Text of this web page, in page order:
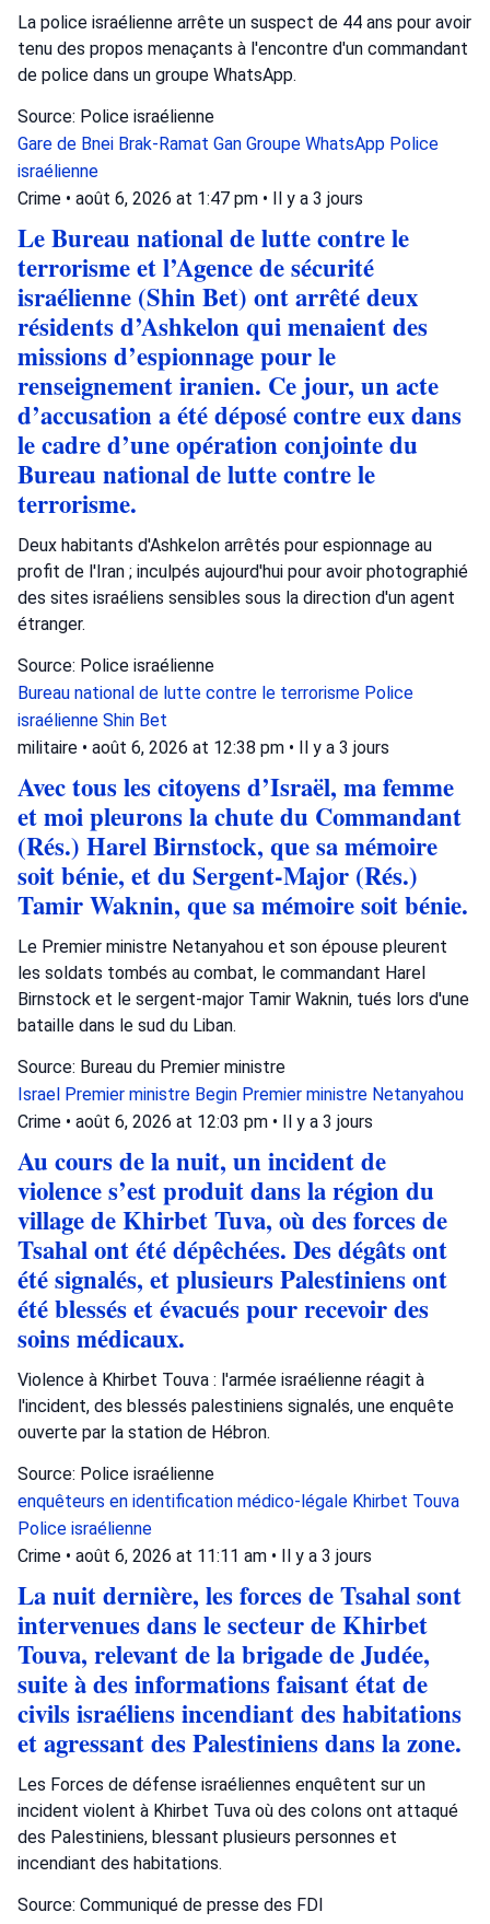
La police israélienne arrête un suspect de 44 ans pour avoir
tenu des propos menaçants à l'encontre d'un commandant
de police dans un groupe WhatsApp.
Source: Police israélienne
Gare de Bnei Brak-Ramat Gan Groupe WhatsApp Police
israélienne
Crime • août 6, 2026 at 1:47 pm • Il y a 3 jours
Le Bureau national de lutte contre le
terrorisme et l’Agence de sécurité
israélienne (Shin Bet) ont arrêté deux
résidents d’Ashkelon qui menaient des
missions d’espionnage pour le
renseignement iranien. Ce jour, un acte
d’accusation a été déposé contre eux dans
le cadre d’une opération conjointe du
Bureau national de lutte contre le
terrorisme.
Deux habitants d'Ashkelon arrêtés pour espionnage au
profit de l'Iran ; inculpés aujourd'hui pour avoir photographié
des sites israéliens sensibles sous la direction d'un agent
étranger.
Source: Police israélienne
Bureau national de lutte contre le terrorisme Police
israélienne Shin Bet
militaire • août 6, 2026 at 12:38 pm • Il y a 3 jours
Avec tous les citoyens d’Israël, ma femme
et moi pleurons la chute du Commandant
(Rés.) Harel Birnstock, que sa mémoire
soit bénie, et du Sergent-Major (Rés.)
Tamir Waknin, que sa mémoire soit bénie.
Le Premier ministre Netanyahou et son épouse pleurent
les soldats tombés au combat, le commandant Harel
Birnstock et le sergent-major Tamir Waknin, tués lors d'une
bataille dans le sud du Liban.
Source: Bureau du Premier ministre
Israel Premier ministre Begin Premier ministre Netanyahou
Crime • août 6, 2026 at 12:03 pm • Il y a 3 jours
Au cours de la nuit, un incident de
violence s’est produit dans la région du
village de Khirbet Tuva, où des forces de
Tsahal ont été dépêchées. Des dégâts ont
été signalés, et plusieurs Palestiniens ont
été blessés et évacués pour recevoir des
soins médicaux.
Violence à Khirbet Touva : l'armée israélienne réagit à
l'incident, des blessés palestiniens signalés, une enquête
ouverte par la station de Hébron.
Source: Police israélienne
enquêteurs en identification médico-légale Khirbet Touva
Police israélienne
Crime • août 6, 2026 at 11:11 am • Il y a 3 jours
La nuit dernière, les forces de Tsahal sont
intervenues dans le secteur de Khirbet
Touva, relevant de la brigade de Judée,
suite à des informations faisant état de
civils israéliens incendiant des habitations
et agressant des Palestiniens dans la zone.
Les Forces de défense israéliennes enquêtent sur un
incident violent à Khirbet Tuva où des colons ont attaqué
des Palestiniens, blessant plusieurs personnes et
incendiant des habitations.
Source: Communiqué de presse des FDI